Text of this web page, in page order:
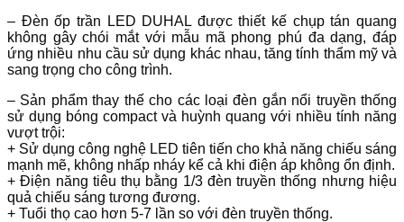
– Đèn ốp trần LED DUHAL được thiết kế chụp tán quang
không gây chói mắt với mẫu mã phong phú đa dạng, đáp
ứng nhiều nhu cầu sử dụng khác nhau, tăng tính thẩm mỹ và
sang trọng cho công trình.
– Sản phẩm thay thế cho các loại đèn gắn nổi truyền thống
sử dụng bóng compact và huỳnh quang với nhiều tính năng
vượt trội:
+ Sử dụng công nghệ LED tiên tiến cho khả năng chiếu sáng
mạnh mẽ, không nhấp nháy kể cả khi điện áp không ổn định.
+ Điện năng tiêu thụ bằng 1/3 đèn truyền thống nhưng hiệu
quả chiếu sáng tương đương.
+ Tuổi thọ cao hơn 5-7 lần so với đèn truyền thống.